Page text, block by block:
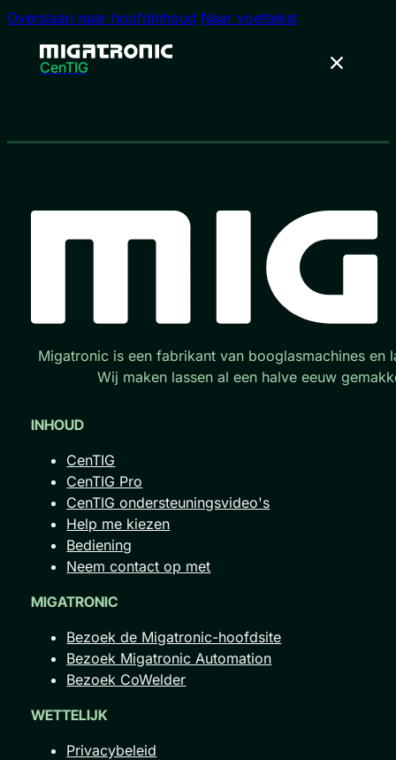
Overslaan naar hoofdinhoud Naar voettekst
CenTIG
Migatronic is een fabrikant van booglasmachines en
Wij maken lassen al een halve eeuw
INHOUD
CenTIG
CenTIG Pro
CenTIG ondersteuningsvideo's
Help me kiezen
Bediening
Neem contact op met
MIGATRONIC
Bezoek de Migatronic-hoofdsite
Bezoek Migatronic Automation
Bezoek CoWelder
WETTELIJK
Privacybeleid